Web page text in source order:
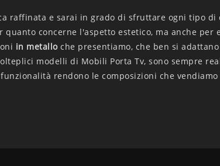
raffinata e sarai in grado di sfruttare ogni tipo di
concerne l'aspetto estetico, ma anche per
in metalloche presentiamo, che ben si
modelli di Mobili Porta Tv, sono sempre
rendono le composizioni che